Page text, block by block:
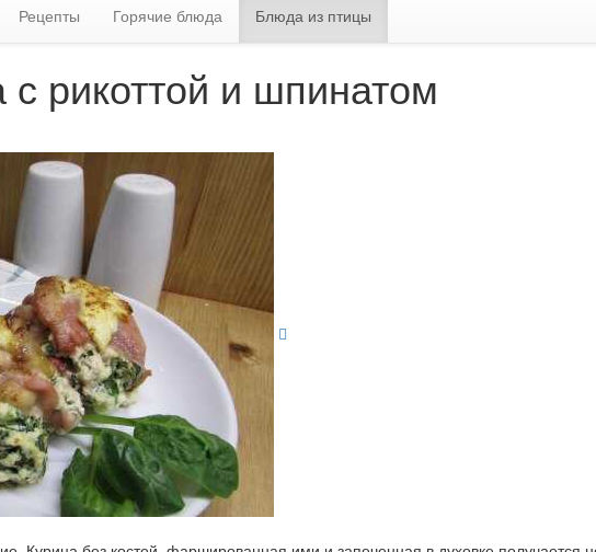
Рецепты Горячие блюда Блюда из птицы
рикоттой и шпинатом